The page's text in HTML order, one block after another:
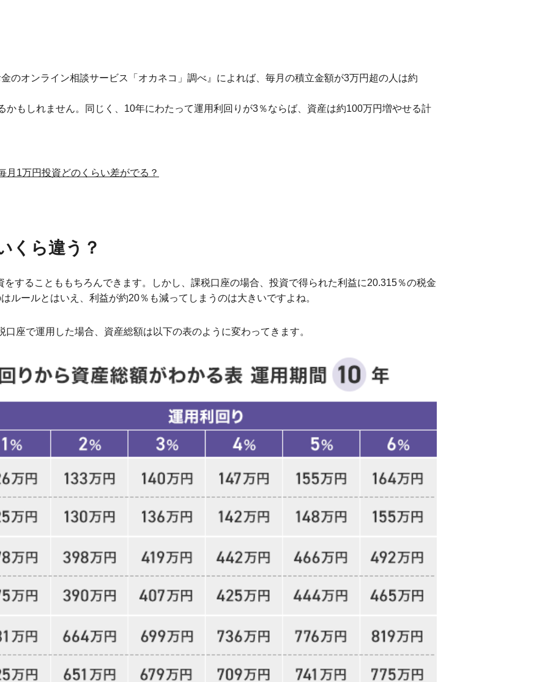
のオンライン相談サービス「オカネコ」調べ』によれば、毎月の積立金額が3万円超の人は約
かもしれません。同じく、10年にわたって運用利回りが3％ならば、資産は約100万円増やせる計
月1万円投資どのくらい差がでる？
くら違う？
することももちろんできます。しかし、課税口座の場合、投資で得られた利益に20.315％の税金
ルールとはいえ、利益が約20％も減ってしまうのは大きいですよね。
座で運用した場合、資産総額は以下の表のように変わってきます。